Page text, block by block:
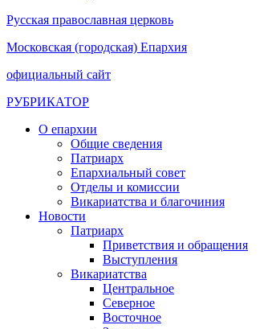
Русская православная церковь
Московская (городская) Епархия
официальный сайт
РУБРИКАТОР
О епархии
Общие сведения
Патриарх
Епархиальный совет
Отделы и комиссии
Викариатства и благочиния
Новости
Патриарх
Приветствия и обращения
Выступления
Викариатства
Центральное
Северное
Восточное